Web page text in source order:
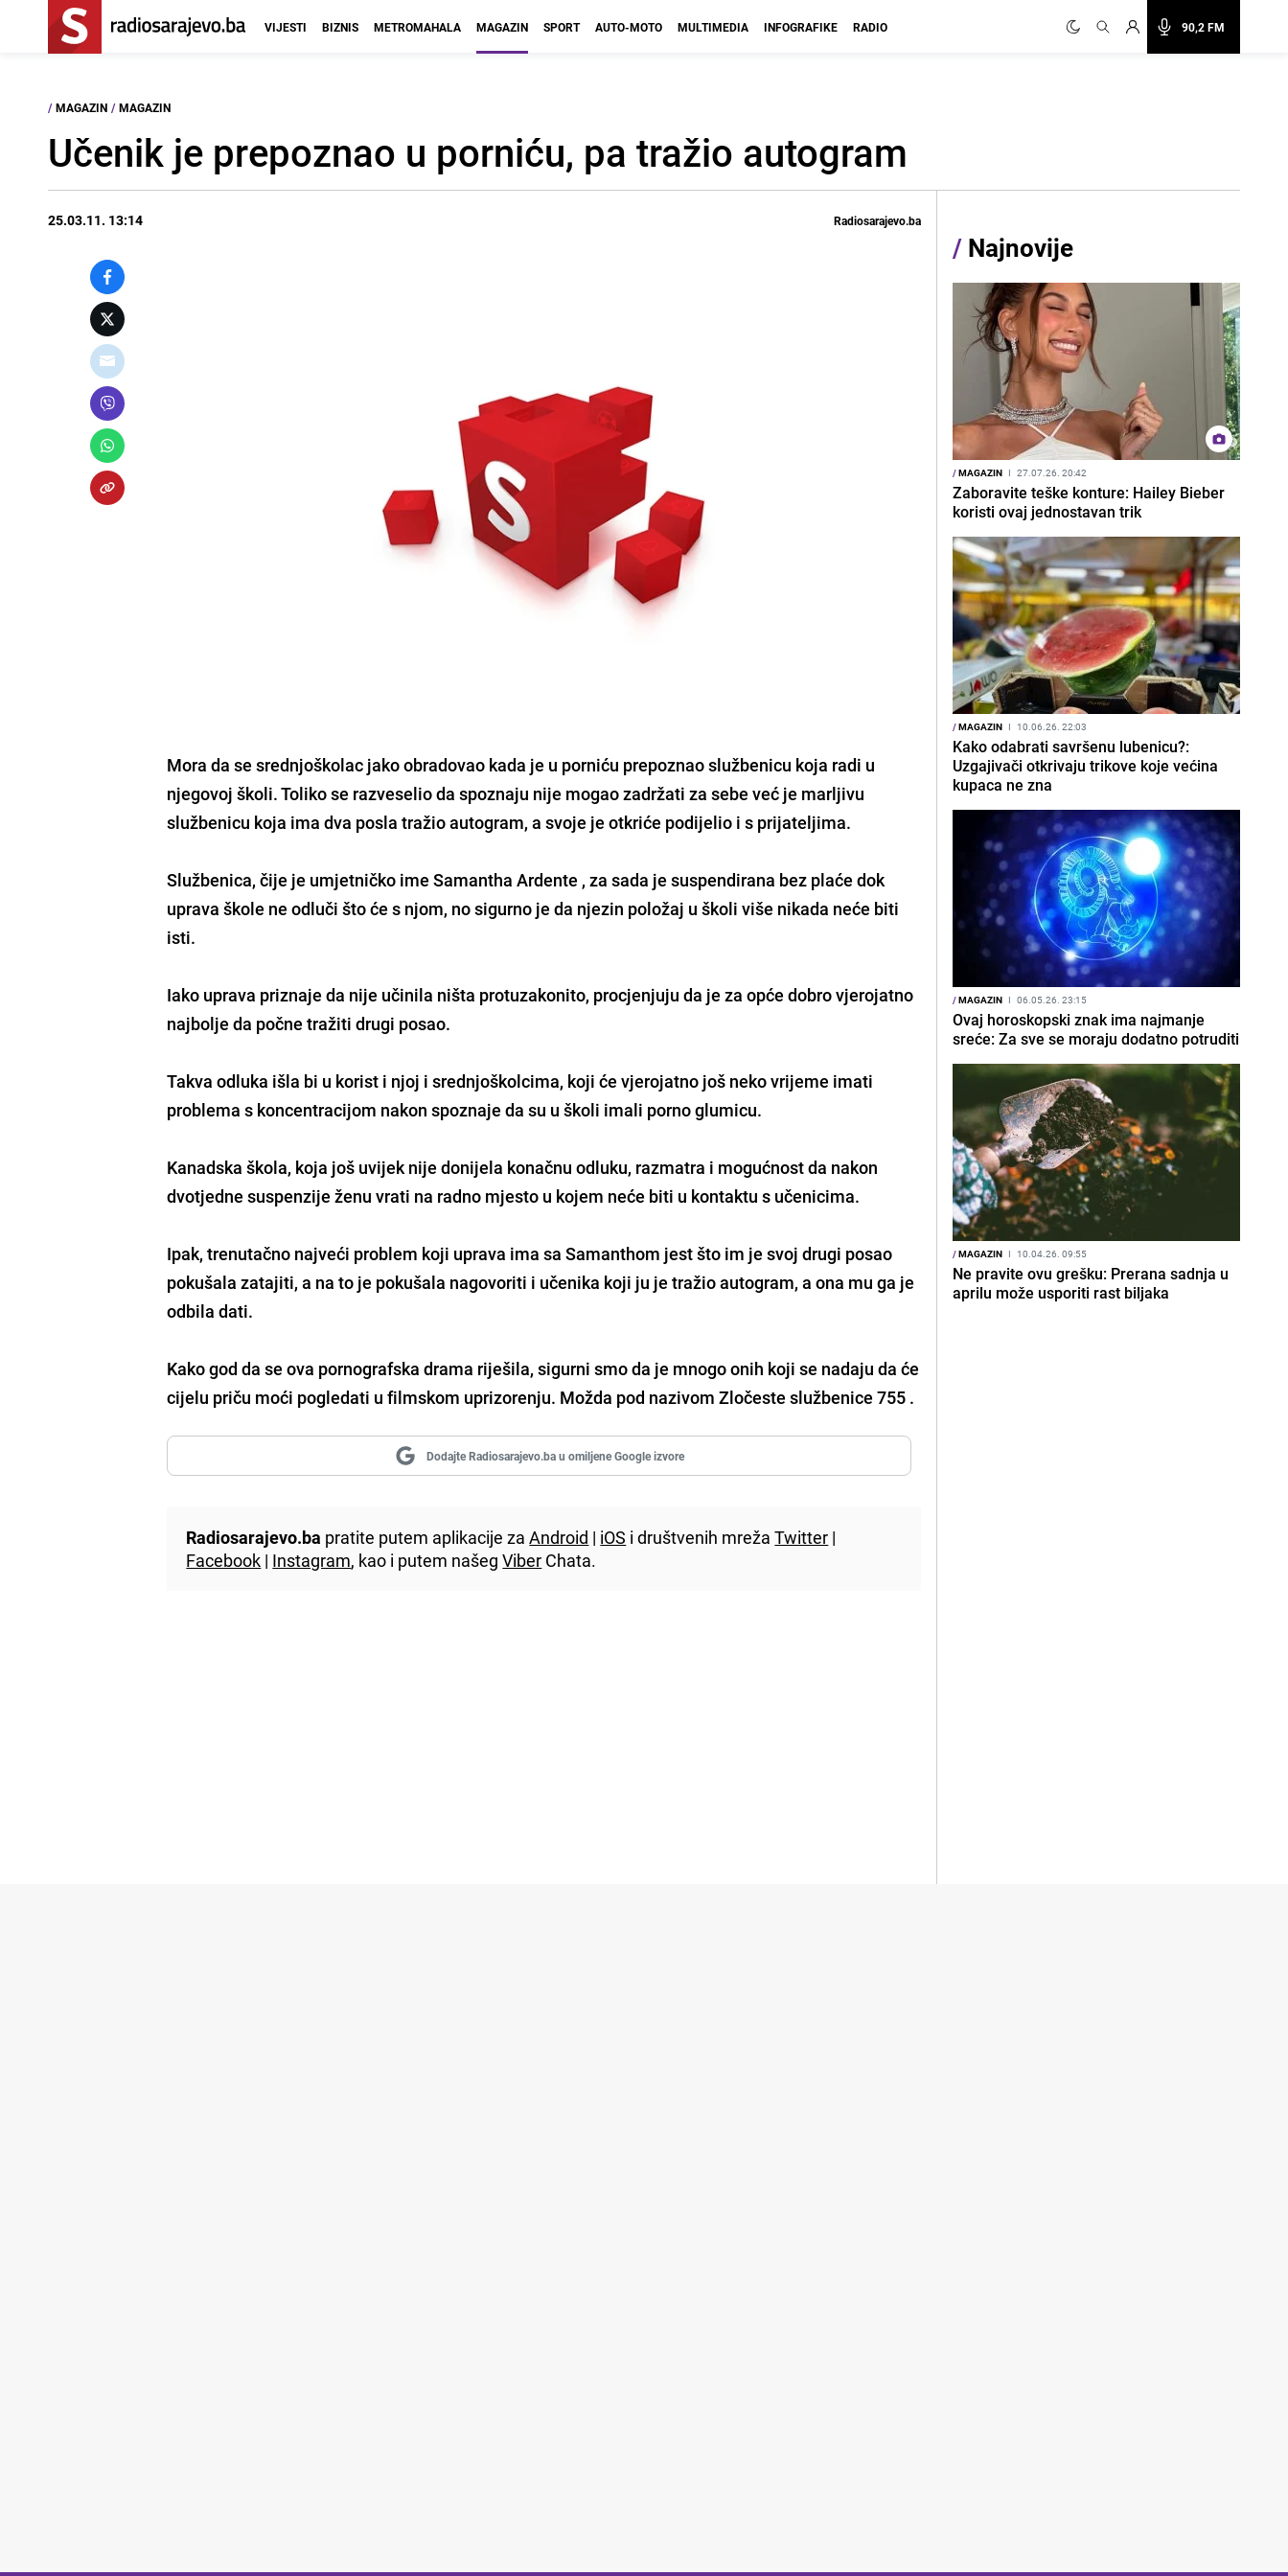
90,2 FM
VIJESTI BIZNIS METROMAHALA MAGAZIN SPORT AUTO-MOTO MULTIMEDIA INFOGRAFIKE RADIO
/ MAGAZIN / MAGAZIN
Učenik je prepoznao u porniću, pa tražio autogram
25.03.11. 13:14 Radiosarajevo.ba
Mora da se srednjoškolac jako obradovao kada je u porniću prepoznao službenicu koja radi u
njegovoj školi. Toliko se razveselio da spoznaju nije mogao zadržati za sebe već je marljivu
službenicu koja ima dva posla tražio autogram, a svoje je otkriće podijelio i s prijateljima.
Službenica, čije je umjetničko ime Samantha Ardente , za sada je suspendirana bez plaće dok
uprava škole ne odluči što će s njom, no sigurno je da njezin položaj u školi više nikada neće biti
isti.
Iako uprava priznaje da nije učinila ništa protuzakonito, procjenjuju da je za opće dobro vjerojatno
najbolje da počne tražiti drugi posao.
Takva odluka išla bi u korist i njoj i srednjoškolcima, koji će vjerojatno još neko vrijeme imati
problema s koncentracijom nakon spoznaje da su u školi imali porno glumicu.
Kanadska škola, koja još uvijek nije donijela konačnu odluku, razmatra i mogućnost da nakon
dvotjedne suspenzije ženu vrati na radno mjesto u kojem neće biti u kontaktu s učenicima.
Ipak, trenutačno najveći problem koji uprava ima sa Samanthom jest što im je svoj drugi posao
pokušala zatajiti, a na to je pokušala nagovoriti i učenika koji ju je tražio autogram, a ona mu ga je
odbila dati.
Kako god da se ova pornografska drama riješila, sigurni smo da je mnogo onih koji se nadaju da će
cijelu priču moći pogledati u filmskom uprizorenju. Možda pod nazivom Zločeste službenice 755 .
Dodajte Radiosarajevo.ba u omiljene Google izvore
Radiosarajevo.ba pratite putem aplikacije zaAndroid | iOS i društvenih mrežaTwitter |
Facebook | Instagram, kao i putem našegViber Chata.
/ Najnovije
/MAGAZIN I 27.07.26. 20:42
Zaboravite teške konture: Hailey Bieber
koristi ovaj jednostavan trik
/MAGAZIN I 10.06.26. 22:03
Kako odabrati savršenu lubenicu?:
Uzgajivači otkrivaju trikove koje većina
kupaca ne zna
/MAGAZIN I 06.05.26. 23:15
Ovaj horoskopski znak ima najmanje
sreće: Za sve se moraju dodatno potruditi
/MAGAZIN I 10.04.26. 09:55
Ne pravite ovu grešku: Prerana sadnja u
aprilu može usporiti rast biljaka